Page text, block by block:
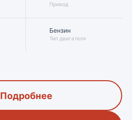
Привод
Бензин
Тип двигателя
Подробнее